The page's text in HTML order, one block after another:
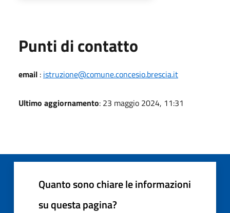
Punti di contatto
email : istruzione@comune.concesio.brescia.it
Ultimo aggiornamento: 23 maggio 2024, 11:31
Quanto sono chiare le informazioni
su questa pagina?